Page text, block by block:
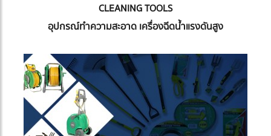
CLEANING TOOLS
อุปกรณ์ทำความสะอาด เครื่องฉีดน้ำแรงดันสูง